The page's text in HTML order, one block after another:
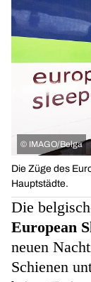
© IMAGO/Belga
Die Züge des
Hauptstädte.
Die
European
neuen
Schienen